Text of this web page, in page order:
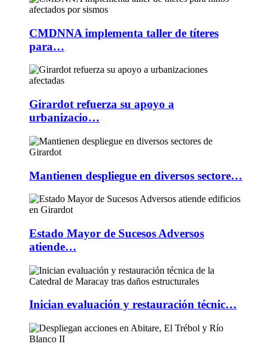
CMDNNA implementa taller de títeres
para…
Girardot refuerza su apoyo a
urbanizacio…
Mantienen despliegue en diversos sectore…
Estado Mayor de Sucesos Adversos
atiende…
Inician evaluación y restauración técnic…